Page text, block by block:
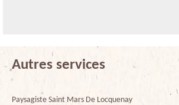
Autres services
Paysagiste Saint Mars De Locquenay